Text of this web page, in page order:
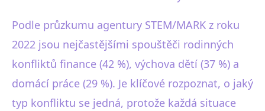
Podle průzkumu agentury STEM/MARK z roku
2022 jsou nejčastějšími spouštěči rodinných
konfliktů finance (42 %), výchova dětí (37 %) a
domácí práce (29 %). Je klíčové rozpoznat, o jaký
typ konfliktu se jedná, protože každá situace